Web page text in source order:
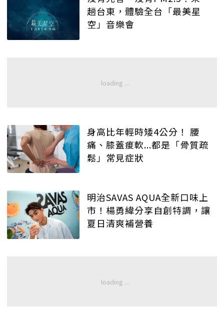
趟台東，體驗全台「最美星
空」音樂會
身高比年輕時矮4公分！ 腰
痛、膝蓋痠軟...都是「骨質疏
鬆」常見症狀
明治SAVAS AQUA全新口味上
市！楊勇緯分享自創特調，讓
夏日清爽補營養